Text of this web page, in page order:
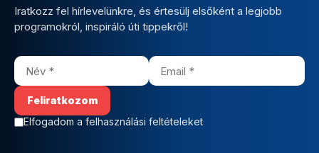
Iratkozz fel hírlevelünkre, és értesülj elsőként a legjobb
programokról, inspiráló úti tippekről!
Elfogadom a felhasználási feltételeket